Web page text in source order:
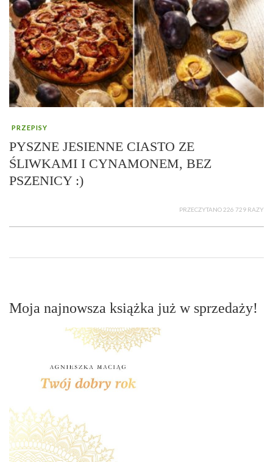
PRZEPISY
PYSZNE JESIENNE CIASTO ZE
ŚLIWKAMI I CYNAMONEM, BEZ
PSZENICY :)
PRZECZYTANO 226 729 RAZY
Moja najnowsza książka już w sprzedaży!